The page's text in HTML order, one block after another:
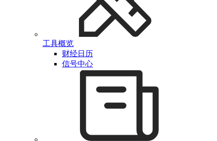
工具概览
财经日历
信号中心